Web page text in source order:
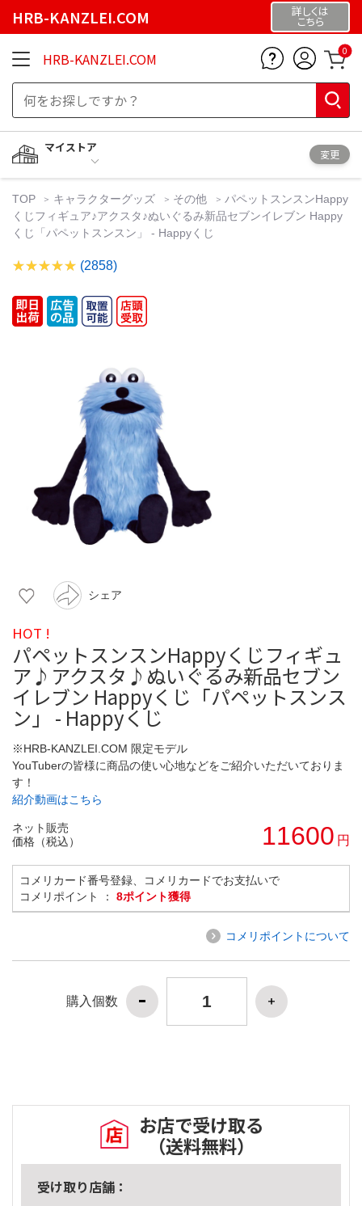
HRB-KANZLEI.COM 詳しくは
こちら
HRB-KANZLEI.COM 0
マイストア
変更
TOP キャラクターグッズ その他
パペットスンスンHappy
くじフィギュア♪アクスタ♪ぬいぐるみ新品セブンイレブン Happy
くじ「パペットスンスン」 - Happyくじ
(2858)
シェア
HOT !
パペットスンスンHappyくじフィギュ
ア♪アクスタ♪ぬいぐるみ新品セブン
イレブン Happyくじ「パペットスンス
ン」 - Happyくじ
※HRB-KANZLEI.COM 限定モデル
YouTuberの皆様に商品の使い心地などをご紹介いただいておりま
す！
紹介動画はこちら
ネット販売
価格（税込）
11600 円
コメリカード番号登録、コメリカードでお支払いで
コメリポイント ： 8ポイント獲得
コメリポイントについて
購入個数
お店で受け取る
（送料無料）
受け取り店舗：